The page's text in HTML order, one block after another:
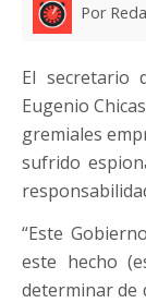
Por
El secretario
Eugenio
gremiales
sufrido
“Este
este hecho
determinar de